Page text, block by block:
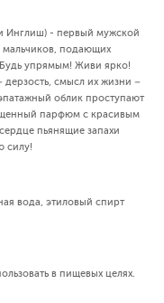
Инглиш) - первый мужской
мальчиков, подающих
упрямым! Живи ярко!
дерзость, смысл их жизни –
облик проступают
парфюм с красивым
пьянящие запахи
силу!
вода, этиловый спирт
в пищевых целях.